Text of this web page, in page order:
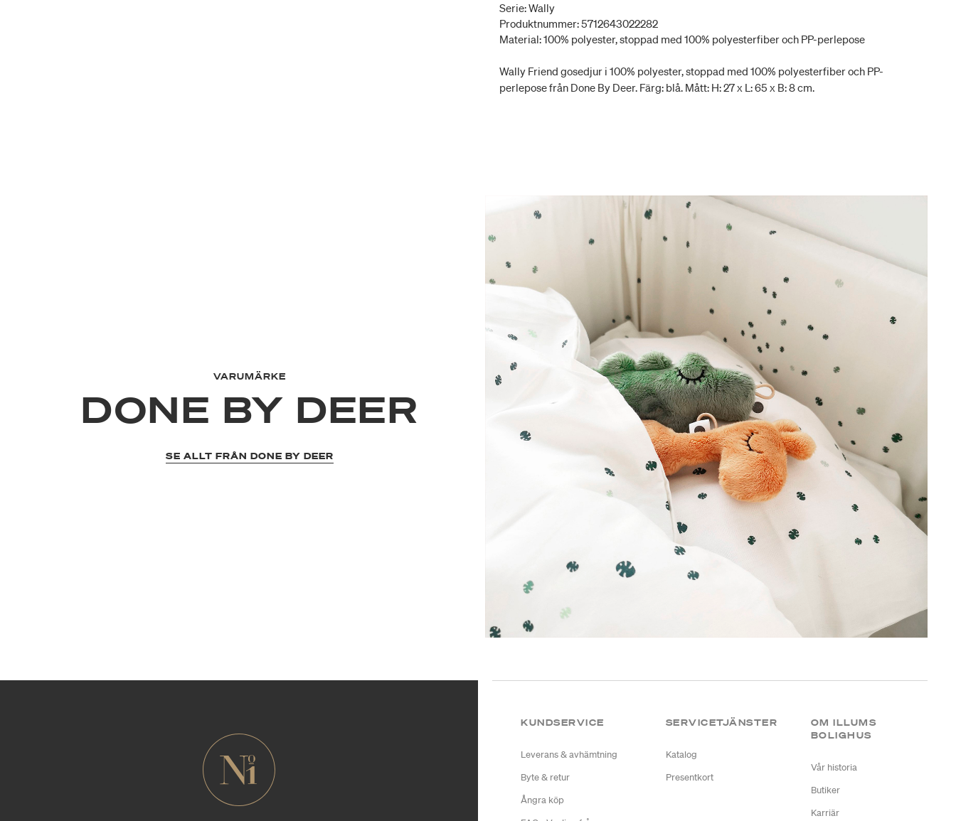
Serie: Wally
Produktnummer: 5712643022282
Material: 100% polyester, stoppad med 100% polyesterfiber och PP-perlepose
Wally Friend gosedjur i 100% polyester, stoppad med 100% polyesterfiber och PP-
perlepose från Done By Deer. Färg: blå. Mått: H: 27 x L: 65 x B: 8 cm.
VARUMÄRKE
DONE BY DEER
SE ALLT FRÅN DONE BY DEER
KUNDSERVICE
Leverans & avhämtning
Byte & retur
Ångra köp
SERVICETJÄNSTER
Katalog
Presentkort
OM ILLUMS
BOLIGHUS
Vår historia
Butiker
Karriär